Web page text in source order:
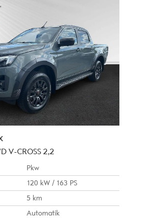
V-CROSS 2,2
Pkw
120 kW / 163 PS
5 km
Automatik